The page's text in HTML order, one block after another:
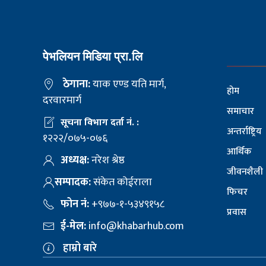
पेभलियन मिडिया प्रा.लि
ठेगाना:याक एण्ड यति मार्ग,
दरवारमार्ग
सूचना विभाग दर्ता नं. :
१२२२/०७५-०७६
अध्यक्ष:नरेश श्रेष्ठ
सम्पादक:संकेत कोईराला
फोन नं:+९७७-१-५३४९१५८
ई-मेल:info@khabarhub.com
हाम्रो बारे
होम
समाचार
अन्तर्राष्ट्रिय
आर्थिक
जीवनशैली
फिचर
प्रवास